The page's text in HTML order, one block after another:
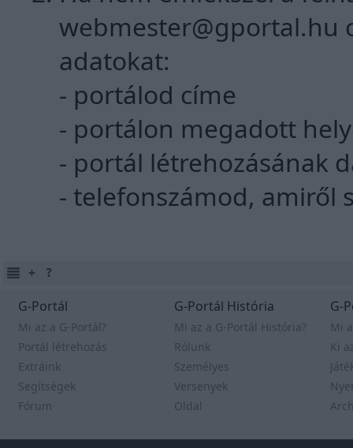
webmester@gportal.hu
adatokat:
- portálod címe
- portálon megadott
- portál létrehozásának
- telefonszámod, amiről
G-Portál
Mi az a G-Portál?
Portál létrehozás
Extráink
Segítségek
Fórum
G-Portál História
Mi az a G-Portál História?
Rólunk
Személyes
Versenyek
Oldal
G-
Mi
Ki